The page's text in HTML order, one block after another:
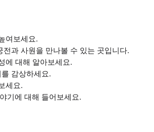
여보세요.
과 사원을 만나볼 수 있는 곳입니다.
에 대해 알아보세요.
감상하세요.
세요.
기에 대해 들어보세요.